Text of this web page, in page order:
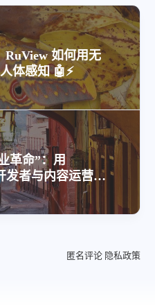
RuView 如何用无
体感知 🤖⚡
革命”：用
发者与内容运营者
匿名评论 隐私政策